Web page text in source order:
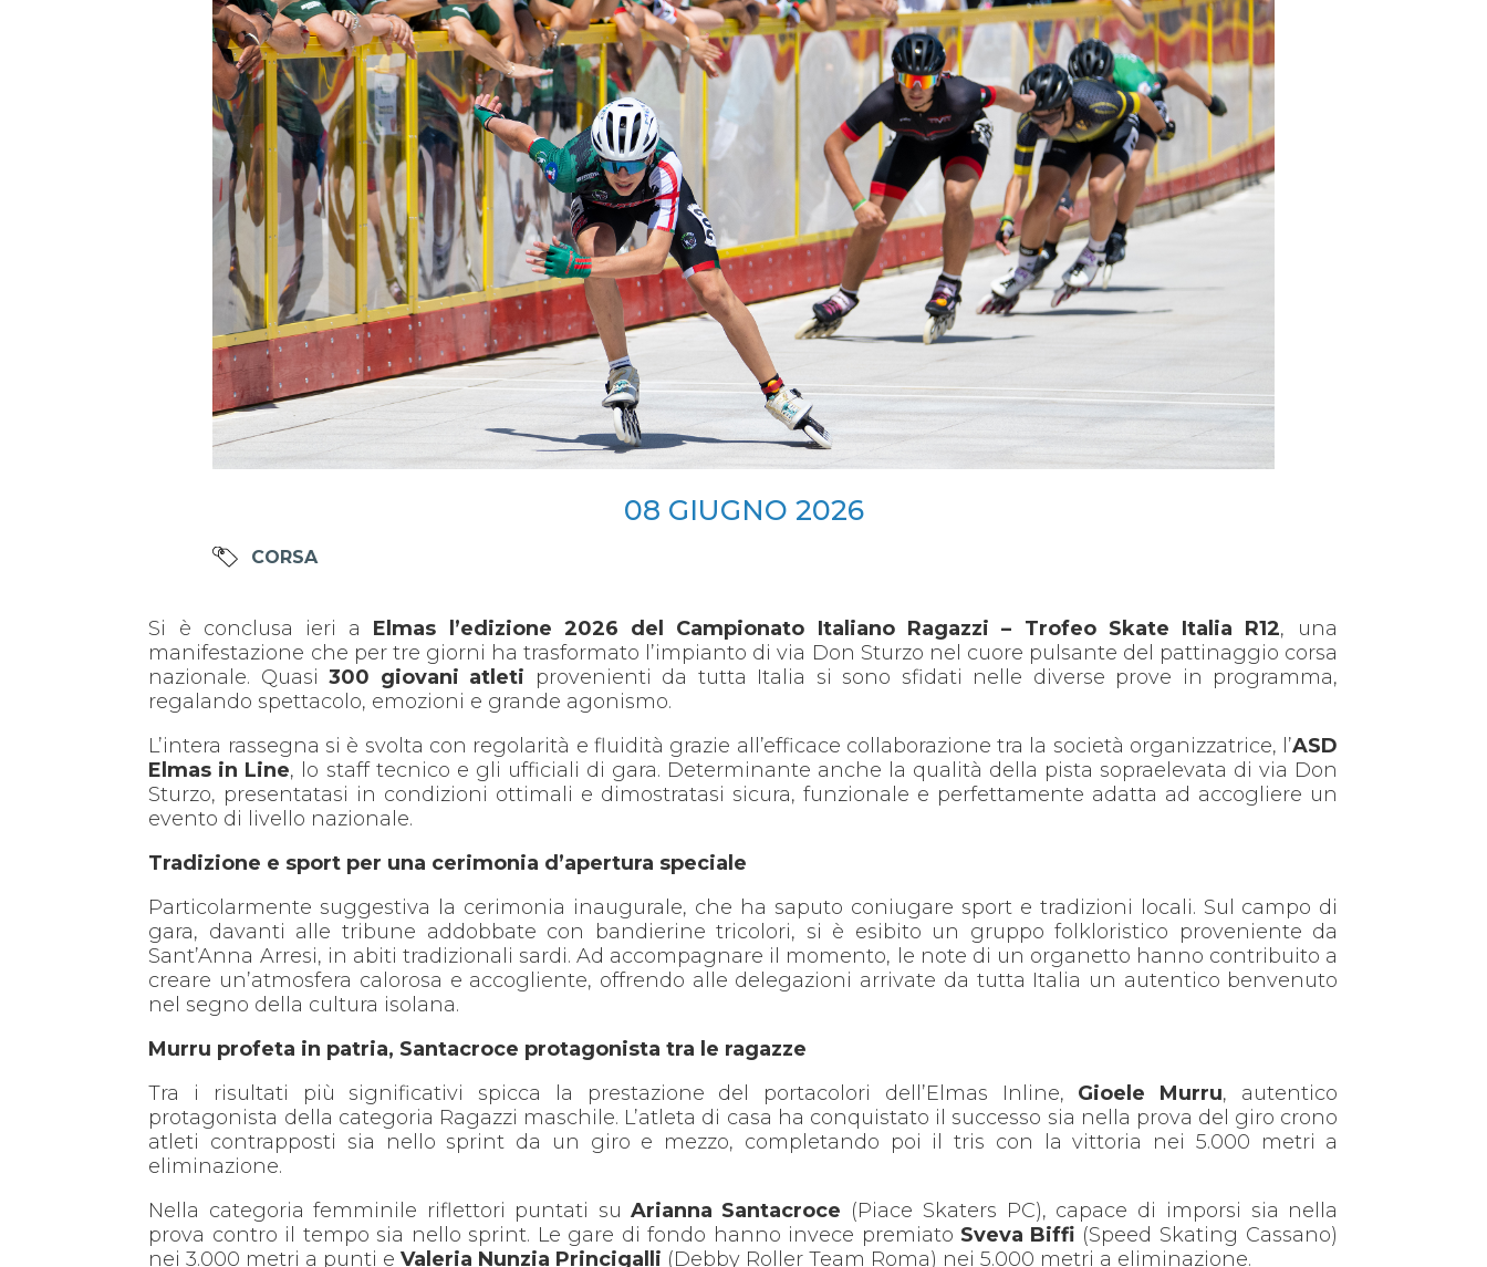
08 GIUGNO 2026
CORSA
Si è conclusa ieri a Elmas l’edizione 2026 del Campionato Italiano Ragazzi – Trofeo Skate Italia R12, una
manifestazione che per tre giorni ha trasformato l’impianto di via Don Sturzo nel cuore pulsante del pattinaggio corsa
nazionale. Quasi300 giovani atleti provenienti da tutta Italia si sono sfidati nelle diverse prove in programma,
regalando spettacolo, emozioni e grande agonismo.
L’intera rassegna si è svolta con regolarità e fluidità grazie all’efficace collaborazione tra la società organizzatrice, l’ASD
Elmas in Line, lo staff tecnico e gli ufficiali di gara. Determinante anche la qualità della pista sopraelevata di via Don
Sturzo, presentatasi in condizioni ottimali e dimostratasi sicura, funzionale e perfettamente adatta ad accogliere un
evento di livello nazionale.
Tradizione e sport per una cerimonia d’apertura speciale
Particolarmente suggestiva la cerimonia inaugurale, che ha saputo coniugare sport e tradizioni locali. Sul campo di
gara, davanti alle tribune addobbate con bandierine tricolori, si è esibito un gruppo folkloristico proveniente da
Sant’Anna Arresi, in abiti tradizionali sardi. Ad accompagnare il momento, le note di un organetto hanno contribuito a
creare un’atmosfera calorosa e accogliente, offrendo alle delegazioni arrivate da tutta Italia un autentico benvenuto
nel segno della cultura isolana.
Murru profeta in patria, Santacroce protagonista tra le ragazze
Tra i risultati più significativi spicca la prestazione del portacolori dell’Elmas Inline, Gioele Murru, autentico
protagonista della categoria Ragazzi maschile. L’atleta di casa ha conquistato il successo sia nella prova del giro crono
atleti contrapposti sia nello sprint da un giro e mezzo, completando poi il tris con la vittoria nei 5.000 metri a
eliminazione.
Nella categoria femminile riflettori puntati suArianna Santacroce (Piace Skaters PC), capace di imporsi sia nella
prova contro il tempo sia nello sprint. Le gare di fondo hanno invece premiato Sveva Biffi (Speed Skating Cassano)
nei 3.000 metri a punti eValeria Nunzia Princigalli (Debby Roller Team Roma) nei 5.000 metri a eliminazione.
SKATE4ALL
Mappa del sito Calendario Ricerca Impianti Feed Photogallery Privacy Policy Cookie policy